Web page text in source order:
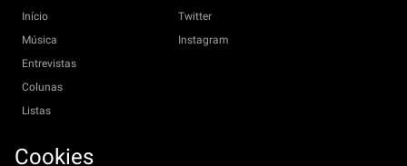
Início
Música
Entrevistas
Colunas
Listas
Sobre
Twitter
Instagram
Cookies